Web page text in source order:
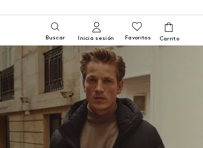
Buscar Inicia sesión Favoritos